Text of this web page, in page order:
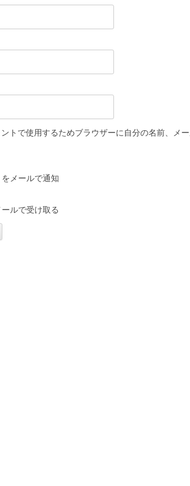
トで使用するためブラウザーに自分の名前、メ
メールで通知
ルで受け取る